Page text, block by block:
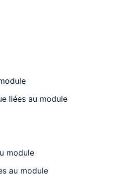
liées au module
module
au module